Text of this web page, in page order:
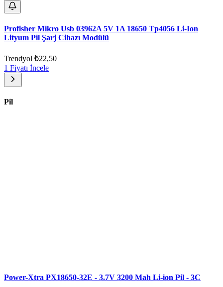
Profisher Mikro Usb 03962A 5V 1A 18650 Tp4056 Li-Ion
Lityum Pil Şarj Cihazı Modülü
Trendyol ₺22,50
1 Fiyatı İncele
Pil
Power-Xtra PX18650-32E - 3.7V 3200 Mah Li-ion Pil - 3C